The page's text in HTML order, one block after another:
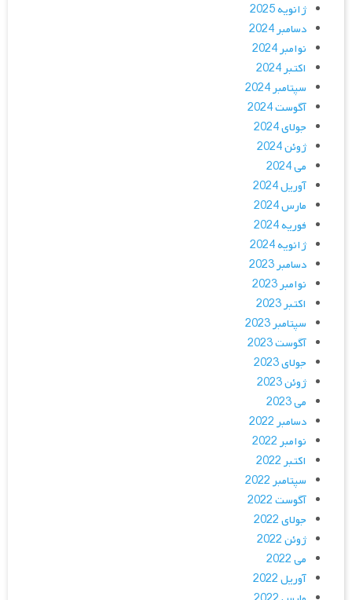
ژانویه 2025
دسامبر 2024
نوامبر 2024
اکتبر 2024
سپتامبر 2024
آگوست 2024
جولای 2024
ژوئن 2024
می 2024
آوریل 2024
مارس 2024
فوریه 2024
ژانویه 2024
دسامبر 2023
نوامبر 2023
اکتبر 2023
سپتامبر 2023
آگوست 2023
جولای 2023
ژوئن 2023
می 2023
دسامبر 2022
نوامبر 2022
اکتبر 2022
سپتامبر 2022
آگوست 2022
جولای 2022
ژوئن 2022
می 2022
آوریل 2022